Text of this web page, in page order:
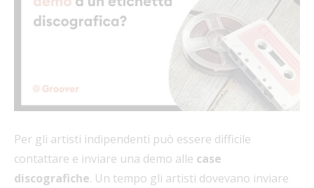
Per gli artisti indipendenti può essere difficile
contattare e inviare una demo alle case
discografiche. Un tempo gli artisti dovevano inviare